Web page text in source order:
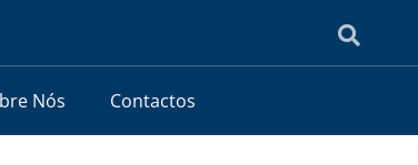
Nós Contactos